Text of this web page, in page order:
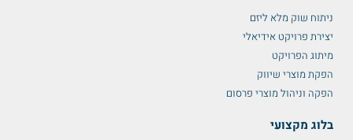
ניתוח שוק מלא ליזם
יצירת פרויקט אידיאלי
מיתוג הפרויקט
הפקת מוצרי שיווק
הפקה וניהול מוצרי פרסום
בלוג מקצועי